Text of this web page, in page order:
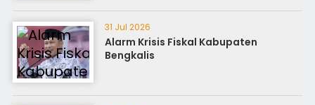
31 Jul 2026
Alarm Krisis Fiskal Kabupaten
Bengkalis